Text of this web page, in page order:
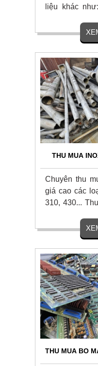
liệu khác
xí nghiệp
nghiệp trên
quốc. Thu
toán nhanh.
THU MUA
TOÁN
Chuyên thu
giá cao các
310, 430...
Cân đo chính
liền tay 1
hồng cao cho
Liên hệ ngay.
THU MUA BO